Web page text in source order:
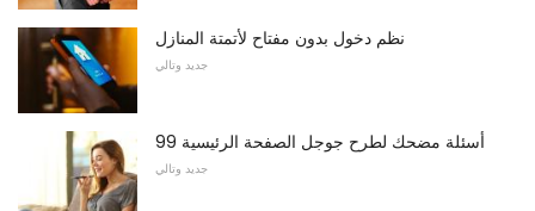
نظم دخول بدون مفتاح لأتمتة المنازل
جديد وتالي
99 أسئلة مضحك لطرح جوجل الصفحة الرئيسية
جديد وتالي